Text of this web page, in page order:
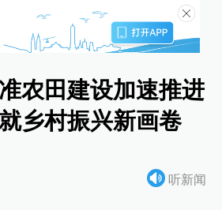
农田建设加速推进
乡村振兴新画卷
听新闻